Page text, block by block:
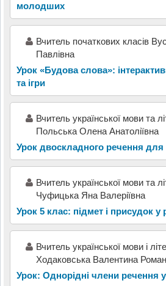
молодших
Вчитель початкових класів
Павлівна
Урок «Будова слова»:
та ігри
Вчитель української мови та
Польська Олена Анатоліївна
Урок двоскладного речення для
Вчитель української мови та
Чуфицька Яна Валеріївна
Урок 5 клас: підмет і присудок у
Вчитель української мови і
Ходаковська Валентина
Урок: Однорідні члени речення у